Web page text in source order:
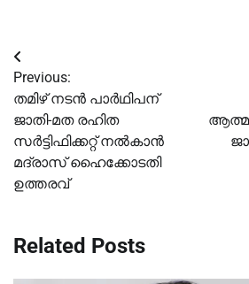
Post
navigation
Previous:
തമിഴ് നടൻ പാർഥിപന്
ജാതി-മത രഹിത
സർട്ടിഫിക്കറ്റ് നൽകാൻ
മദ്രാസ് ഹൈക്കോടതി
ഉത്തരവ്
Related Posts